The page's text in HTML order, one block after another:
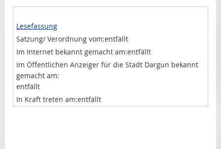
Lesefassung
entfällt
entfällt
entfällt
entfällt